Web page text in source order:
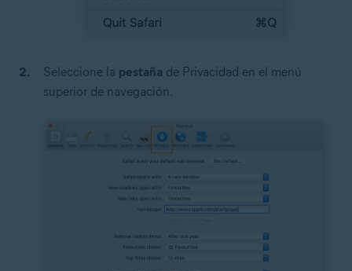
Seleccione la pestaña de Privacidad en el menú
superior de navegación.